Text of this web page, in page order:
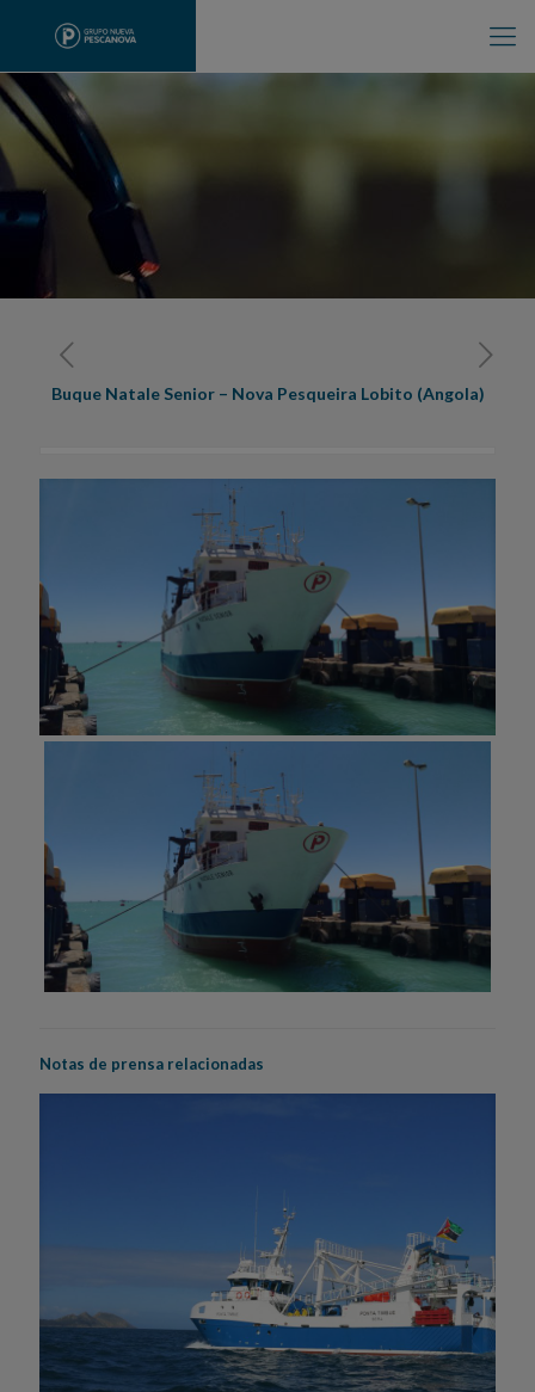
Buque Natale Senior – Nova Pesqueira Lobito (Angola)
Notas de prensa relacionadas